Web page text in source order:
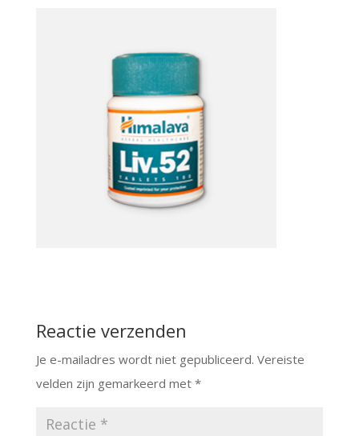
Reactie verzenden
Je e-mailadres wordt niet gepubliceerd. Vereiste
velden zijn gemarkeerd met *